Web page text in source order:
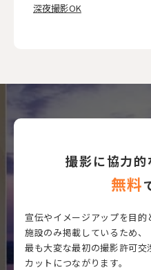
深夜撮影OK
撮影に協力
無料
宣伝やイメージアップを目的
施設のみ掲載しているため、
最も大変な最初の撮影許可交
カットにつながります。